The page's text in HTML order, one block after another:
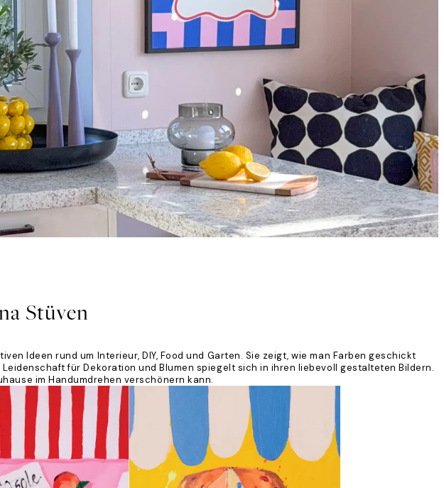
Stüven
Ideen rund um Interieur, DIY, Food und Garten. Sie zeigt, wie man Farben geschickt
für Dekoration und Blumen spiegelt sich in ihren liebevoll gestalteten Bildern.
im Handumdrehen verschönern kann.